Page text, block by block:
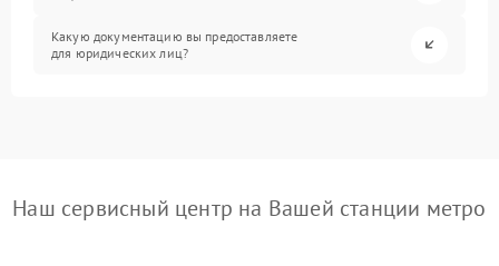
Какую документацию вы предоставляете
для юридических лиц?
Наш сервисный центр на Вашей станции метро